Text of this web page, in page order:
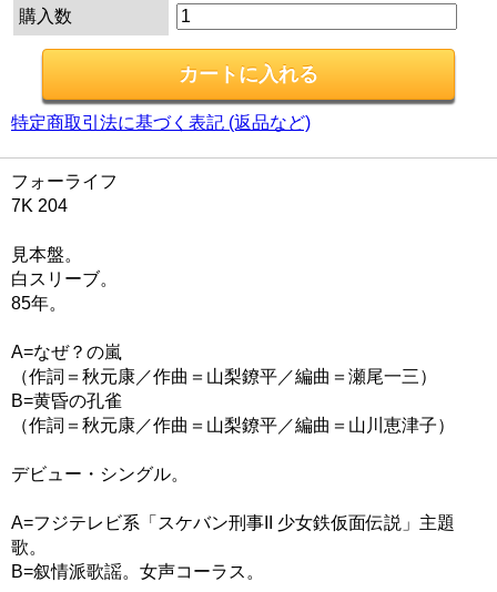
購入数
特定商取引法に基づく表記 (返品など)
フォーライフ
7K 204
見本盤。
白スリーブ。
85年。
A=なぜ？の嵐
（作詞＝秋元康／作曲＝山梨鐐平／編曲＝瀬尾一三）
B=黄昏の孔雀
（作詞＝秋元康／作曲＝山梨鐐平／編曲＝山川恵津子）
デビュー・シングル。
A=フジテレビ系「スケバン刑事II 少女鉄仮面伝説」主題
歌。
B=叙情派歌謡。女声コーラス。